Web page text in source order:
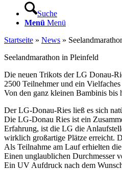
Suche
Menü Menü
Startseite » News »
Seelandmarathon in Pleinfeld
Die neuen Trikots der LG Donau-
2500 Teilnehmer und ein
Von den ganz kleinen Bambinis bis
Der LG-Donau-Ries ließ es sich
Die LG-Donau Ries ist ein
Erfahrung, ist die LG die
wirklich großartige Plätze erreicht.
Als Teilnahme am Lauf erhielten
Einen unglaublichen Durchmesser
Ein UV Aufdruck nach dem